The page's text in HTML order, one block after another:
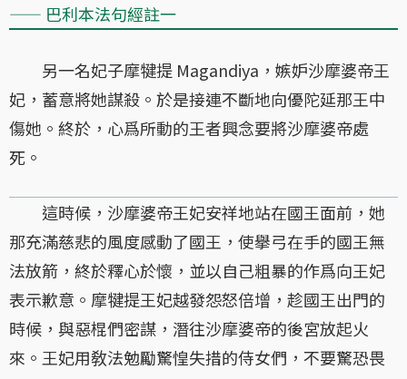
—— 巴利本法句經註一
另一名妃子摩犍提 Magandiya，嫉妒沙摩婆帝王
妃，蓄意將她謀殺。於是接連不斷地向優陀延那王中
傷她。終於，心爲所動的王者興念要將沙摩婆帝處
死。
這時候，沙摩婆帝王妃安祥地站在國王面前，她
那充滿慈悲的風度感動了國王，使擧弓在手的國王無
法放箭，終於釋心於懷，並以自己粗暴的作爲向王妃
表示歉意。摩犍提王妃越發怨怒倍增，趁國王出門的
時候，與惡棍們密謀，潛往沙摩婆帝的後宮放起火
來。王妃用敎法勉勵驚惶失措的侍女們，不要驚恐畏